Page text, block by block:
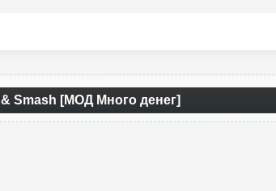
Smash [МОД Много денег]